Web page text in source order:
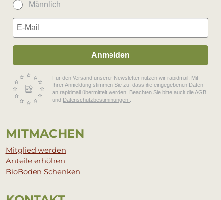
Männlich
Anmelden
Für den Versand unserer Newsletter nutzen wir rapidmail. Mit
Ihrer Anmeldung stimmen Sie zu, dass die eingegebenen Daten
an rapidmail übermittelt werden. Beachten Sie bitte auch dieAGB
und Datenschutzbestimmungen .
MIT­MA­CHEN
Mitglied werden
Anteile erhöhen
BioBoden Schenken